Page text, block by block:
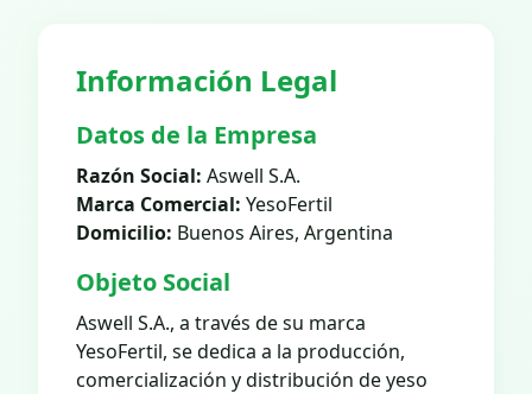
Información Legal
Datos de la Empresa
Razón Social: Aswell S.A.
Marca Comercial: YesoFertil
Domicilio: Buenos Aires, Argentina
Objeto Social
Aswell S.A., a través de su marca
YesoFertil, se dedica a la producción,
comercialización y distribución de yeso